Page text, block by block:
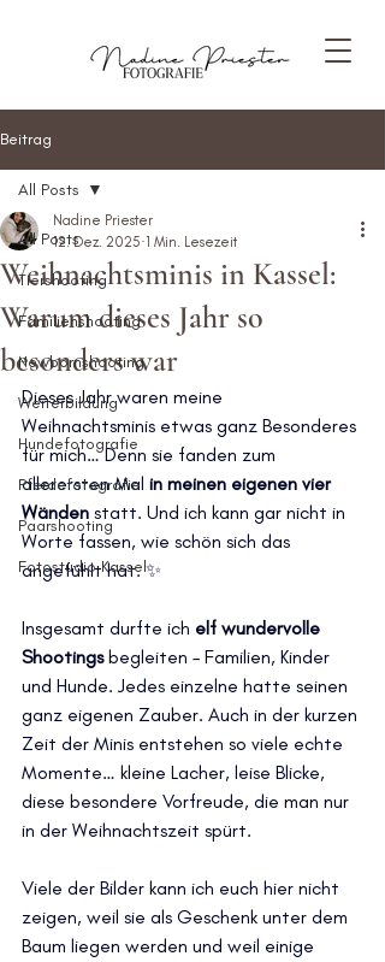
Beitrag
All Posts
Tiershooting
Familienshooting
Newbornshooting
Weiterbildung
Hundefotografie
Pferdefotografie
Paarshooting
Fotostudio Kassel
All Posts
Weihnachtsminis in Kassel:
Warum dieses Jahr so
besonders war
Nadine Priester
12. Dez. 2025 1 Min. Lesezeit
Dieses Jahr waren meine
Weihnachtsminis etwas ganz Besonderes
für mich… Denn sie fanden zum
allerersten Mal in meinen eigenen vier
Wänden statt. Und ich kann gar nicht in
Worte fassen, wie schön sich das
angefühlt hat. ✨
Insgesamt durfte ich elf wundervolle
Shootings begleiten – Familien, Kinder
und Hunde. Jedes einzelne hatte seinen
ganz eigenen Zauber. Auch in der kurzen
Zeit der Minis entstehen so viele echte
Momente… kleine Lacher, leise Blicke,
diese besondere Vorfreude, die man nur
in der Weihnachtszeit spürt.
Viele der Bilder kann ich euch hier nicht
zeigen, weil sie als Geschenk unter dem
Baum liegen werden und weil einige